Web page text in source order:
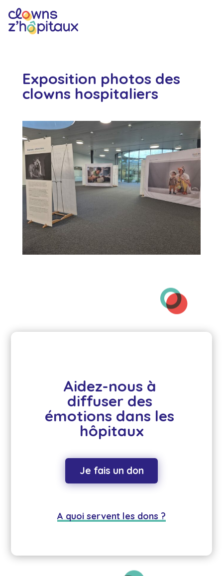
Exposition photos des
clowns hospitaliers
Aidez-nous à
diffuser des
émotions dans les
hôpitaux
Je fais un don
A quoi servent les dons ?